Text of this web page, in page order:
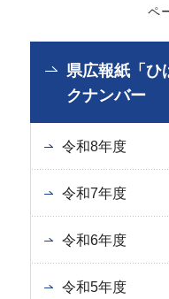
ペ
県広報紙「ひ
クナンバー
令和8年度
令和7年度
令和6年度
令和5年度